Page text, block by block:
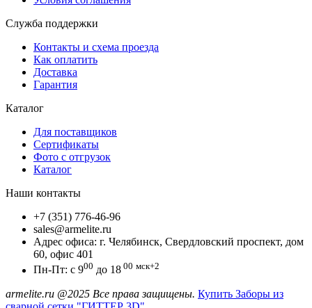
Служба поддержки
Контакты и схема проезда
Как оплатить
Доставка
Гарантия
Каталог
Для поставщиков
Сертификаты
Фото с отгрузок
Каталог
Наши контакты
+7 (351) 776-46-96
sales@armelite.ru
Адрес офиса: г. Челябинск, Свердловский проспект, дом
60, офис 401
Пн-Пт: с 900 до 18 00 мск+2
armelite.ru @2025 Все права защищены. Купить Заборы из